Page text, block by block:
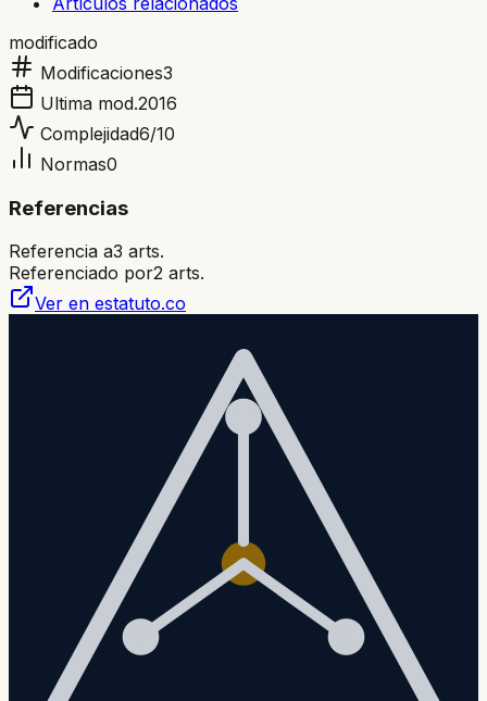
modificado
Modificaciones3
Ultima mod.2016
Complejidad6/10
Normas0
Referencias
Referencia a3 arts.
Referenciado por2 arts.
Ver en estatuto.co